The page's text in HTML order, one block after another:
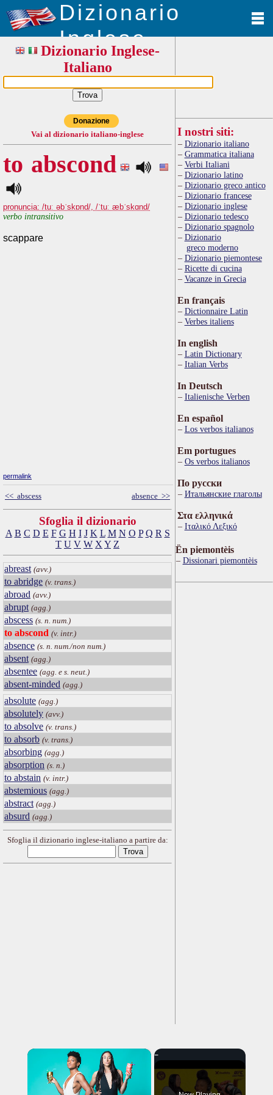
Dizionario
Inglese
Dizionario Inglese-
Italiano
Donazione
Vai al dizionario italiano-inglese
to abscond
pronuncia: /tuː əbˈskɒnd/, /ˈtuː æbˈskɑnd/
verbo intransitivo
scappare
permalink
<< abscess absence >>
Sfoglia il dizionario
A B C D E F G H I J K L M N O P Q R S
T U V W X Y Z
abreast (avv.)
to abridge (v. trans.)
abroad (avv.)
abrupt (agg.)
abscess (s. n. num.)
to abscond (v. intr.)
absence (s. n. num./non num.)
absent (agg.)
absentee (agg. e s. neut.)
absent-minded (agg.)
absolute (agg.)
absolutely (avv.)
to absolve (v. trans.)
to absorb (v. trans.)
absorbing (agg.)
absorption (s. n.)
to abstain (v. intr.)
abstemious (agg.)
abstract (agg.)
absurd (agg.)
Sfoglia il dizionario inglese-italiano a partire da:
I nostri siti:
Dizionario italiano
Grammatica italiana
Verbi Italiani
Dizionario latino
Dizionario greco antico
Dizionario francese
Dizionario inglese
Dizionario tedesco
Dizionario spagnolo
Dizionario
greco moderno
Dizionario piemontese
Ricette di cucina
Vacanze in Grecia
En français
Dictionnaire Latin
Verbes italiens
In english
Latin Dictionary
Italian Verbs
In Deutsch
Italienische Verben
En español
Los verbos italianos
Em portugues
Os verbos italianos
По русски
Итальянские глаголы
Στα ελληνικά
Ιταλικό Λεξικό
Ën piemontèis
Dissionari piemontèis
×